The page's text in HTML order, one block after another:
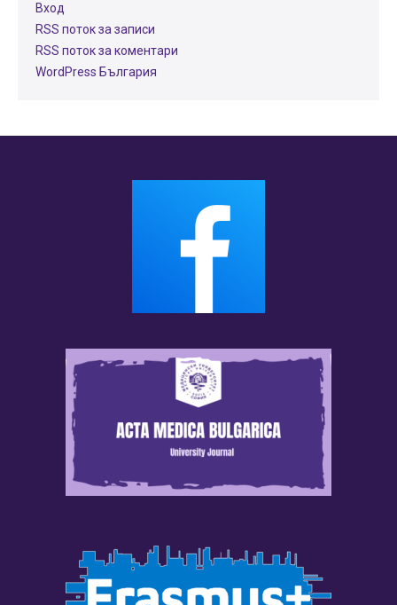
Вход
RSS поток за записи
RSS поток за коментари
WordPress България